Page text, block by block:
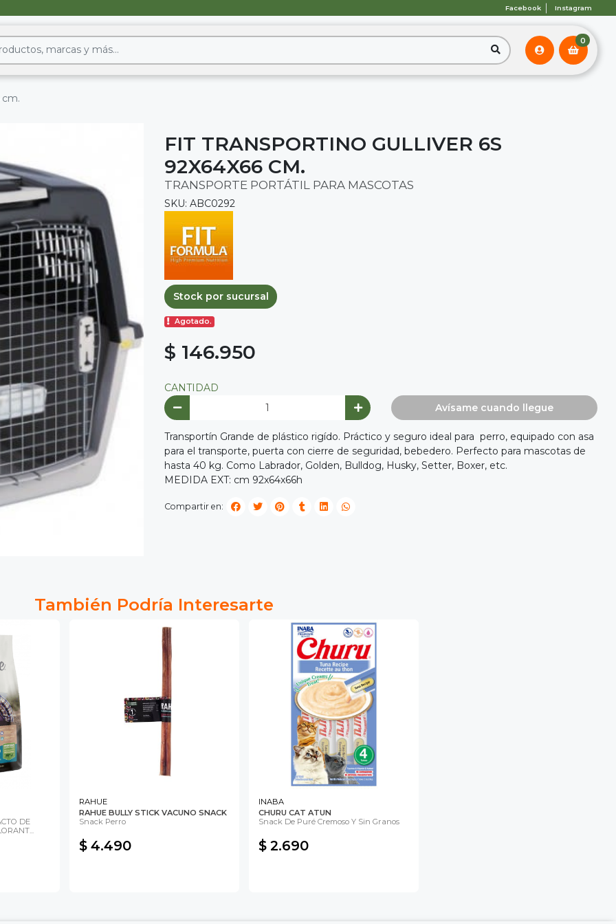
Facebook Instagram
0
cm.
FIT TRANSPORTINO GULLIVER 6S
92X64X66 CM.
TRANSPORTE PORTÁTIL PARA MASCOTAS
SKU: ABC0292
Stock por sucursal
Agotado.
$ 146.950
CANTIDAD
Avísame cuando llegue
Transportín Grande de plástico rigído. Práctico y seguro ideal para perro, equipado con asa
para el transporte, puerta con cierre de seguridad, bebedero. Perfecto para mascotas de
hasta 40 kg. Como Labrador, Golden, Bulldog, Husky, Setter, Boxer, etc.
MEDIDA EXT: cm 92x64x66h
Compartir en:
También Podría Interesarte
DE
RAHUE
RAHUE BULLY STICK VACUNO SNACK
Snack Perro
$ 4.490
INABA
CHURU CAT ATUN
Snack De Puré Cremoso Y Sin Granos
$ 2.690